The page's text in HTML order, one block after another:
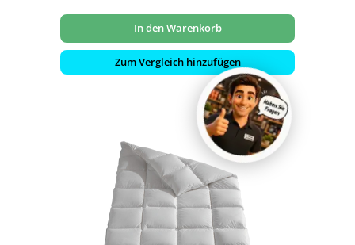
In den Warenkorb
Zum Vergleich hinzufügen